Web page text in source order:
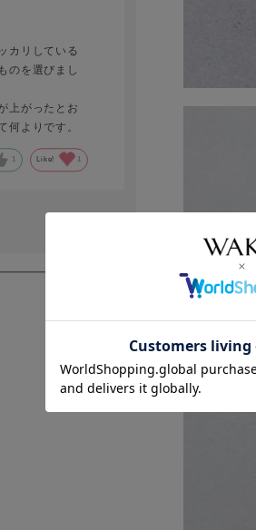
カリしている
のを選びまし
上がったとお
何よりです。
1 Like! 1